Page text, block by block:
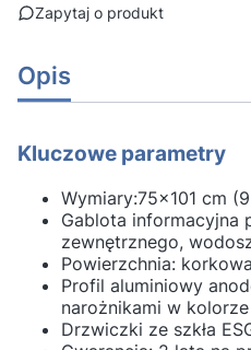
Zapytaj o produkt
Opis
Kluczowe parametry
Wymiary:75×101 cm
Gablota informacyjna
zewnętrznego,
Powierzchnia: korkowa
Profil aluminiowy
narożnikami w
Drzwiczki ze szkła